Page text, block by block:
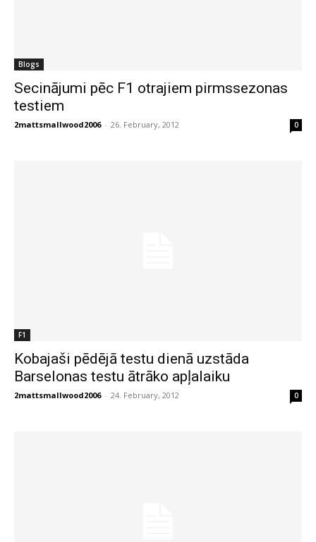
Blogs
Secinājumi pēc F1 otrajiem pirmssezonas
testiem
2mattsmallwood2006 - 26. February, 2012 0
F1
Kobajaši pēdējā testu dienā uzstāda
Barselonas testu ātrāko apļalaiku
2mattsmallwood2006 - 24. February, 2012 0